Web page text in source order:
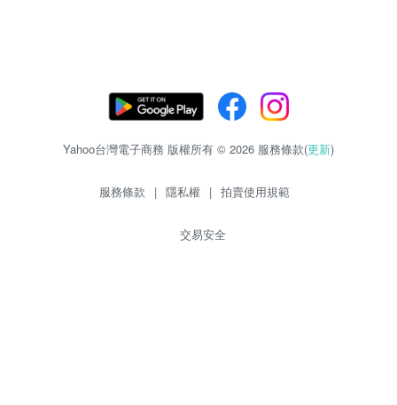
Yahoo台灣電子商務 版權所有 © 2026 服務條款(更新)
服務條款 | 隱私權 | 拍賣使用規範
交易安全